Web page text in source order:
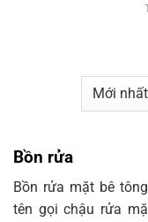
Bồn rửa
Bồn rửa mặt bê
tên gọi chậu rửa